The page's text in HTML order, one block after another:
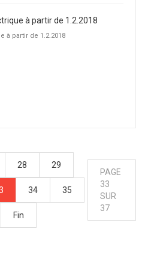
à partir de 1.2.2018
à partir de 1.2.2018
28 29
34 35
Fin
PAGE
33
SUR
37